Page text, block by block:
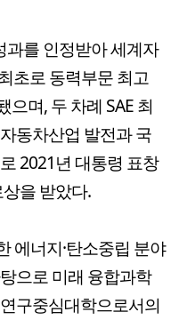
과를 인정받아 세계자
초로 동력부문 최고
으며, 두 차례 SAE 최
동차산업 발전과 국
2021년 대통령 표창
을 받았다.
에너지·탄소중립 분야
으로 미래 융합과학
구중심대학으로서의